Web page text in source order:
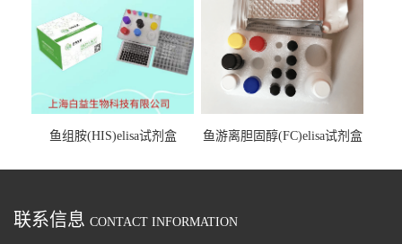
鱼组胺(HIS)elisa试剂盒 鱼游离胆固醇(FC)elisa试剂盒
联系信息 CONTACT INFORMATION